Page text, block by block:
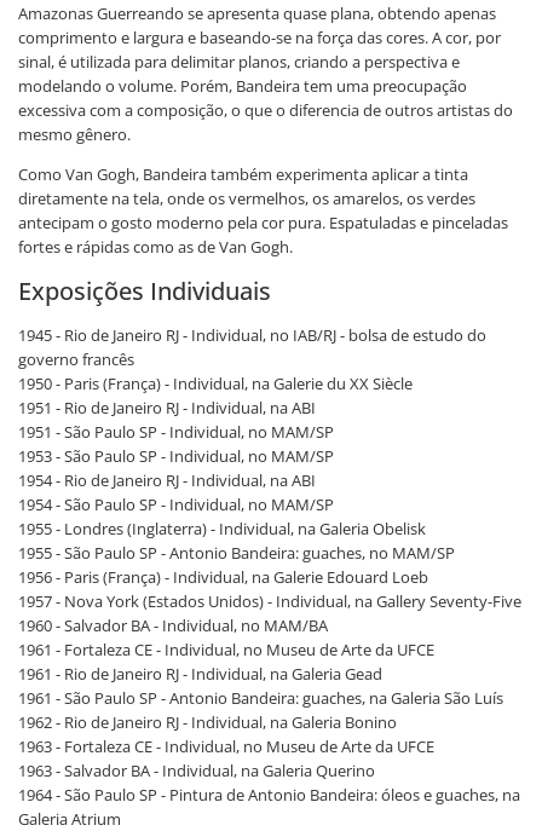
Amazonas Guerreando se apresenta quase plana, obtendo apenas
comprimento e largura e baseando-se na força das cores. A cor, por
sinal, é utilizada para delimitar planos, criando a perspectiva e
modelando o volume. Porém, Bandeira tem uma preocupação
excessiva com a composição, o que o diferencia de outros artistas do
mesmo gênero.
Como Van Gogh, Bandeira também experimenta aplicar a tinta
diretamente na tela, onde os vermelhos, os amarelos, os verdes
antecipam o gosto moderno pela cor pura. Espatuladas e pinceladas
fortes e rápidas como as de Van Gogh.
Exposições Individuais
1945 - Rio de Janeiro RJ - Individual, no IAB/RJ - bolsa de estudo do
governo francês
1950 - Paris (França) - Individual, na Galerie du XX Siècle
1951 - Rio de Janeiro RJ - Individual, na ABI
1951 - São Paulo SP - Individual, no MAM/SP
1953 - São Paulo SP - Individual, no MAM/SP
1954 - Rio de Janeiro RJ - Individual, na ABI
1954 - São Paulo SP - Individual, no MAM/SP
1955 - Londres (Inglaterra) - Individual, na Galeria Obelisk
1955 - São Paulo SP - Antonio Bandeira: guaches, no MAM/SP
1956 - Paris (França) - Individual, na Galerie Edouard Loeb
1957 - Nova York (Estados Unidos) - Individual, na Gallery Seventy-Five
1960 - Salvador BA - Individual, no MAM/BA
1961 - Fortaleza CE - Individual, no Museu de Arte da UFCE
1961 - Rio de Janeiro RJ - Individual, na Galeria Gead
1961 - São Paulo SP - Antonio Bandeira: guaches, na Galeria São Luís
1962 - Rio de Janeiro RJ - Individual, na Galeria Bonino
1963 - Fortaleza CE - Individual, no Museu de Arte da UFCE
1963 - Salvador BA - Individual, na Galeria Querino
1964 - São Paulo SP - Pintura de Antonio Bandeira: óleos e guaches, na
Galeria Atrium